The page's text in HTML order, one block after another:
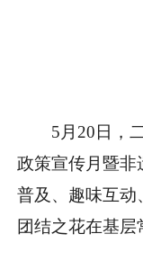
5月20日，
政策宣传月暨非
普及、趣味互动
团结之花在基层